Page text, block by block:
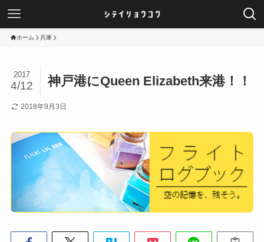
ホーム 兵庫
神戸港にQueen Elizabeth来港！！
2017
4/12
2018年9月3日